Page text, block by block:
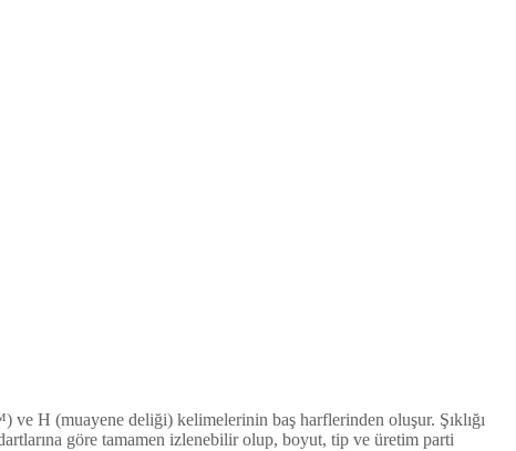
H (muayene deliği) kelimelerinin baş harflerinden oluşur. Şıklığı
göre tamamen izlenebilir olup, boyut, tip ve üretim parti